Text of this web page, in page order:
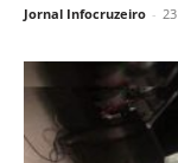
Jornal Infocruzeiro -